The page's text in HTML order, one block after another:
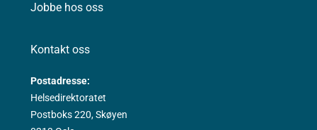
Jobbe hos oss
Kontakt oss
Postadresse:
Helsedirektoratet
Postboks 220, Skøyen